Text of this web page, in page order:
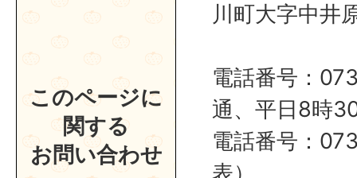
このページに
関する
お問い合わせ
川町大字中井
電話番号：
通、平日8時
電話番号：